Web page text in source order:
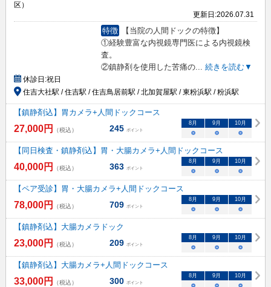
区）
更新日:2026.07.31
特徴
【当院の人間ドックの特徴】
①経験豊富な内視鏡専門医による内視鏡検
査。
②鎮静剤を使用した苦痛の... 続きを読む▼
休診日:祝日
住吉大社駅 / 住吉駅 / 住吉鳥居前駅 / 北加賀屋駅 / 東粉浜駅 / 粉浜駅
【鎮静剤込】胃カメラ+人間ドックコース
27,000円 （税込） 245 ポイント
8月 9月 10月
○ ○ ○
【同日検査・鎮静剤込】胃・大腸カメラ+人間ドックコース
40,000円 （税込） 363 ポイント
8月 9月 10月
○ ○ ○
【ペア受診】胃・大腸カメラ+人間ドックコース
78,000円 （税込） 709 ポイント
8月 9月 10月
○ ○ ○
【鎮静剤込】大腸カメラドック
23,000円 （税込） 209 ポイント
8月 9月 10月
○ ○ ○
【鎮静剤込】大腸カメラ+人間ドックコース
33,000円 （税込） 300 ポイント
8月 9月 10月